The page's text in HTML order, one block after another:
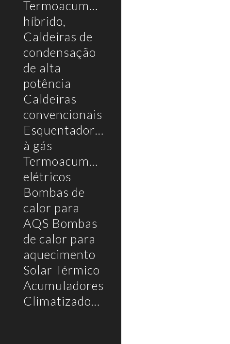
Termoacumulador
híbrido,
Caldeiras de
condensação
de alta
potência
Caldeiras
convencionais
Esquentadores
à gás
Termoacumuladores
elétricos
Bombas de
calor para
AQS Bombas
de calor para
aquecimento
Solar Térmico
Acumuladores
Climatizadores